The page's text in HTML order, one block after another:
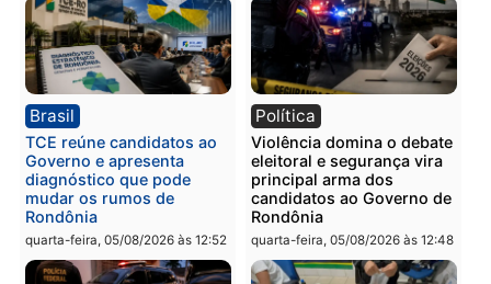
quinta-feira, 06/08/2026 às 09:02
Itapuã
quinta-feira, 06/08/2026 às
Polícia
Homem é preso após
furtar peça de picanha e
reagir a seguranças em
supermercado
Política
Jônatas França é
na convenção e
confirmado candidato a
deputado federal pelo